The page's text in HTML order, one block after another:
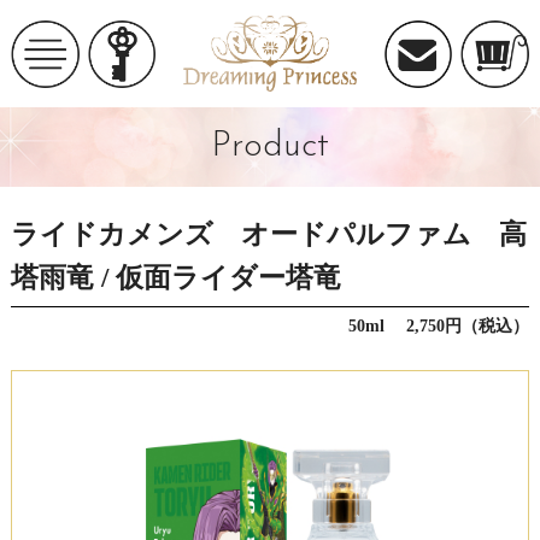
Product
ライドカメンズ オードパルファム 高
塔雨竜 / 仮面ライダー塔竜
50ml 2,750円（税込）